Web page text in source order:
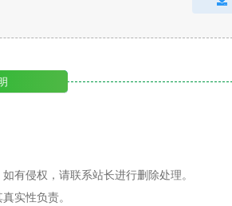
有侵权，请联系站长进行删除处理。
实性负责。